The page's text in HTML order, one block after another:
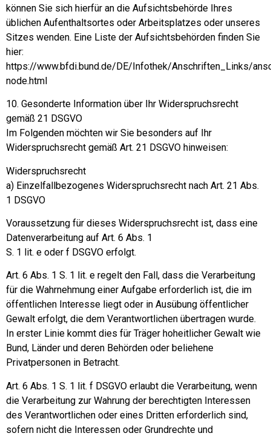
können Sie sich hierfür an die Aufsichtsbehörde Ihres
üblichen Aufenthaltsortes oder Arbeitsplatzes oder unseres
Sitzes wenden. Eine Liste der Aufsichtsbehörden finden Sie
hier:
https://www.bfdi.bund.de/DE/Infothek/Anschriften_Links/
node.html
10. Gesonderte Information über Ihr Widerspruchsrecht
gemäß 21 DSGVO
Im Folgenden möchten wir Sie besonders auf Ihr
Widerspruchsrecht gemäß Art. 21 DSGVO hinweisen:
Widerspruchsrecht
a) Einzelfallbezogenes Widerspruchsrecht nach Art. 21 Abs.
1 DSGVO
Voraussetzung für dieses Widerspruchsrecht ist, dass eine
Datenverarbeitung auf Art. 6 Abs. 1
S. 1 lit. e oder f DSGVO erfolgt.
Art. 6 Abs. 1 S. 1 lit. e regelt den Fall, dass die Verarbeitung
für die Wahrnehmung einer Aufgabe erforderlich ist, die im
öffentlichen Interesse liegt oder in Ausübung öffentlicher
Gewalt erfolgt, die dem Verantwortlichen übertragen wurde.
In erster Linie kommt dies für Träger hoheitlicher Gewalt wie
Bund, Länder und deren Behörden oder beliehene
Privatpersonen in Betracht.
Art. 6 Abs. 1 S. 1 lit. f DSGVO erlaubt die Verarbeitung, wenn
die Verarbeitung zur Wahrung der berechtigten Interessen
des Verantwortlichen oder eines Dritten erforderlich sind,
sofern nicht die Interessen oder Grundrechte und